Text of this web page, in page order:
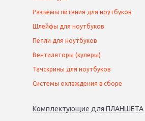
Разъемы питания для ноутбуков
Шлейфы для ноутбуков
Петли для ноутбуков
Вентиляторы (кулеры)
Тачскрины для ноутбуков
Системы охлаждения в сборе
Комплектующие для ПЛАНШЕТА